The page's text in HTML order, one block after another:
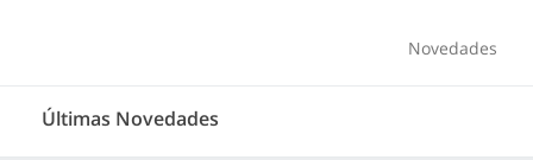
Novedades
Últimas Novedades